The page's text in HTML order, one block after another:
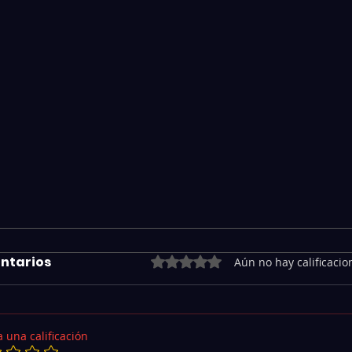
Obtuvo 0 de 5 estrellas.
Aún no hay
una calificación